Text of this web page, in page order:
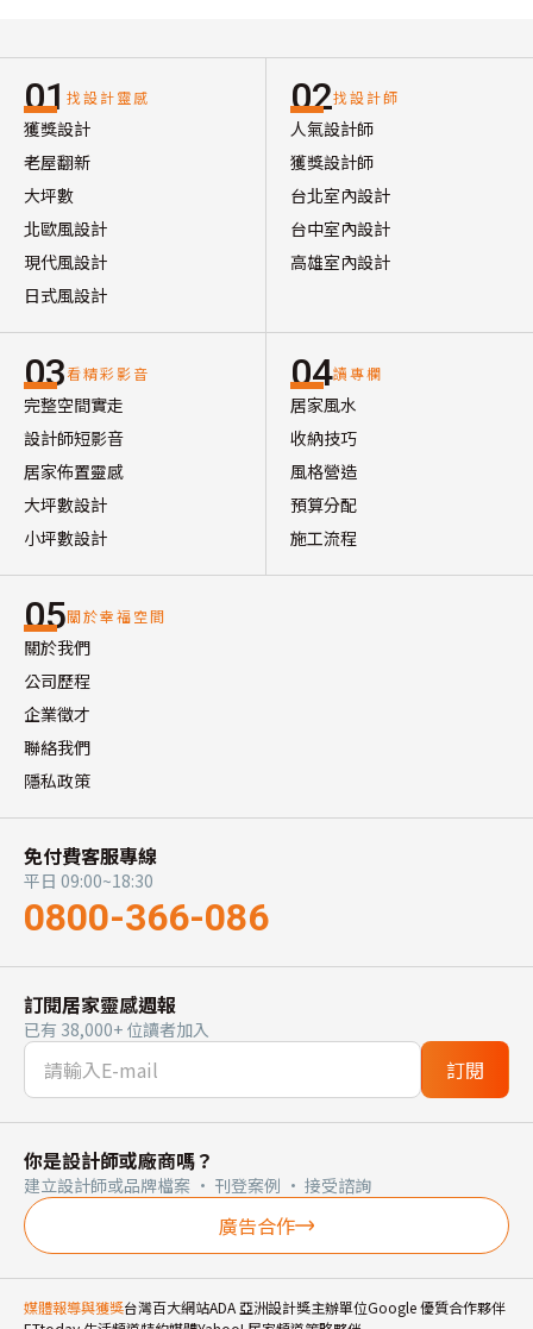
01 找設計靈感
獲獎設計
老屋翻新
大坪數
北歐風設計
現代風設計
日式風設計
02找設計師
人氣設計師
獲獎設計師
台北室內設計
台中室內設計
高雄室內設計
03看精彩影音
完整空間實走
設計師短影音
居家佈置靈感
大坪數設計
小坪數設計
04讀專欄
居家風水
收納技巧
風格營造
預算分配
施工流程
05關於幸福空間
關於我們
公司歷程
企業徵才
聯絡我們
隱私政策
免付費客服專線
平日 09:00~18:30
0800-366-086
訂閱居家靈感週報
已有 38,000+ 位讀者加入
訂閱
你是設計師或廠商嗎？
建立設計師或品牌檔案 · 刊登案例 · 接受諮詢
廣告合作
媒體報導與獲獎台灣百大網站ADA 亞洲設計獎主辦單位Google 優質合作夥伴